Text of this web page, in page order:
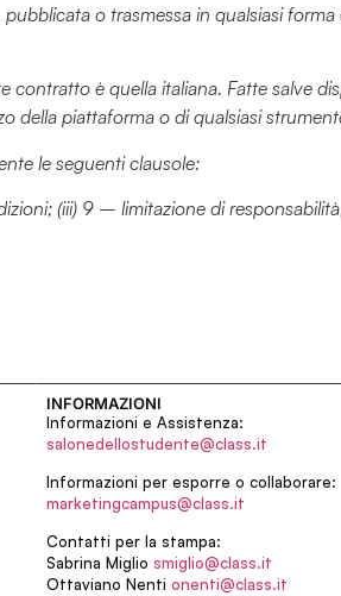
o trasmessa in qualsiasi
contratto è quella italiana. Fatte salve
della piattaforma o di qualsiasi
le seguenti clausole:
(iii) 9 – limitazione di
INFORMAZIONI
Informazioni e Assistenza:
salonedellostudente@class.it
Informazioni per esporre o collaborare:
marketingcampus@class.it
Contatti per la stampa:
Sabrina Miglio smiglio@class.it
Ottaviano Nenti onenti@class.it